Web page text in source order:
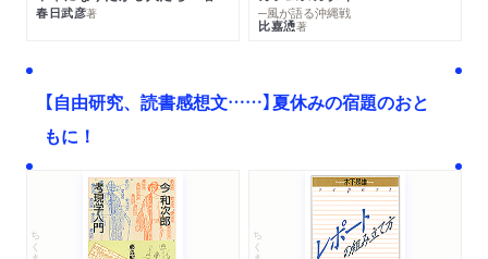
春日武彦著 ─風が語る沖縄戦
比嘉慂著
【自由研究、読書感想文……】夏休みの宿題のおと
もに！
ちくま文庫 ちくま学芸文庫